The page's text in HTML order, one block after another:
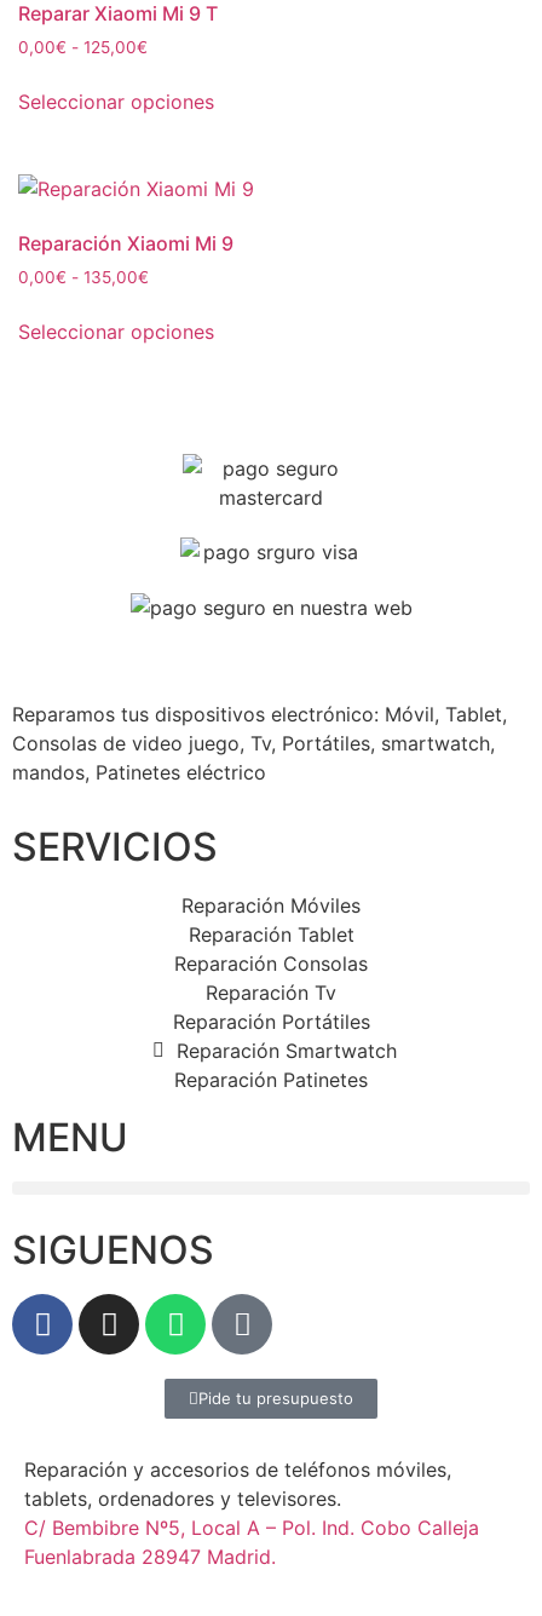
Reparar Xiaomi Mi 9 T
0,00€ - 125,00€
Seleccionar opciones
Reparación Xiaomi Mi 9
0,00€ - 135,00€
Seleccionar opciones
Reparamos tus dispositivos electrónico: Móvil, Tablet,
Consolas de video juego, Tv, Portátiles, smartwatch,
mandos, Patinetes eléctrico
SERVICIOS
Reparación Móviles
Reparación Tablet
Reparación Consolas
Reparación Tv
Reparación Portátiles
Reparación Smartwatch
Reparación Patinetes
MENU
SIGUENOS
Pide tu presupuesto
Reparación y accesorios de teléfonos móviles,
tablets, ordenadores y televisores.
C/ Bembibre Nº5, Local A – Pol. Ind. Cobo Calleja
Fuenlabrada 28947 Madrid.